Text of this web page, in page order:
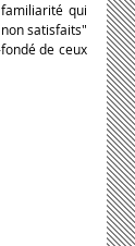
qui
satisfaits"
de ceux